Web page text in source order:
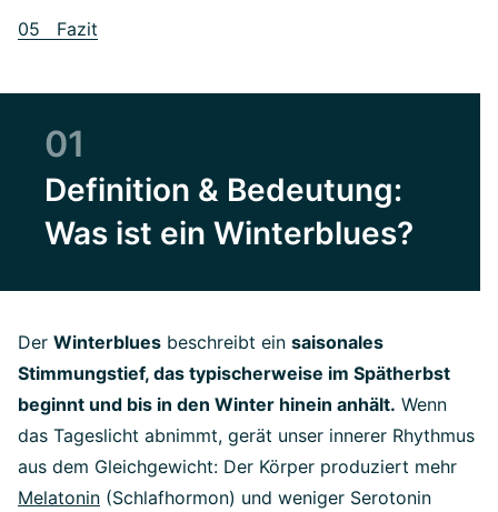
05 Fazit
01
Definition & Bedeutung:
Was ist ein Winterblues?
Der Winterblues beschreibt ein saisonales
Stimmungstief, das typischerweise im Spätherbst
beginnt und bis in den Winter hinein anhält. Wenn
das Tageslicht abnimmt, gerät unser innerer Rhythmus
aus dem Gleichgewicht: Der Körper produziert mehr
Melatonin (Schlafhormon) und weniger Serotonin